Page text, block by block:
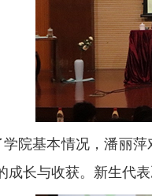
院基本情况，潘丽
成长与收获。新生代